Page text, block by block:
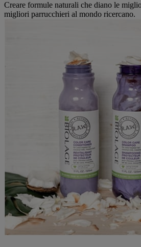
Creare formule naturali che diano le
migliori parrucchieri al mondo ricercano.